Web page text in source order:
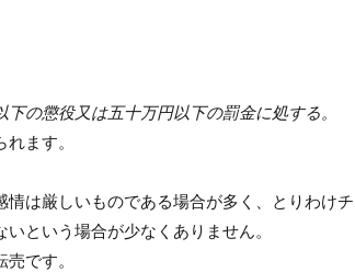
の懲役又は五十万円以下の罰金に処する。
ます。
は厳しいものである場合が多く、とりわけチ
という場合が少なくありません。
です。